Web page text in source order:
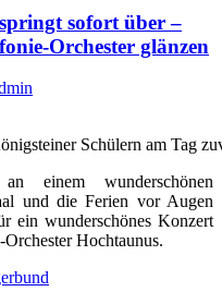
sofort über –
Orchester glänzen
Schülern am Tag
einem wunderschönen
und die Ferien vor Augen
ein wunderschönes Konzert
Hochtaunus.